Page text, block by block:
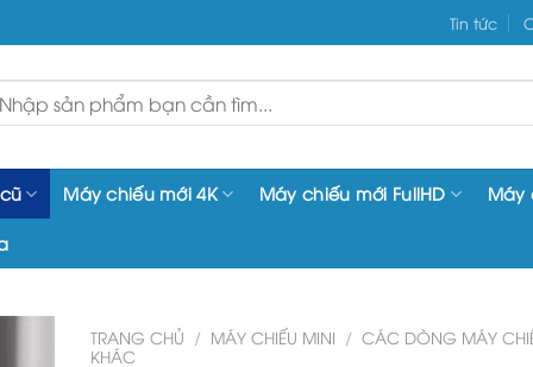
Tin tức
Máy chiếu mới 4K Máy chiếu mới FullHD Máy
TRANG CHỦ / MÁY CHIẾU MINI / CÁC DÒNG MÁY
KHÁC